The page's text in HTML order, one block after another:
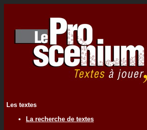
Les textes
La recherche de textes